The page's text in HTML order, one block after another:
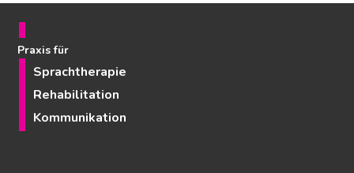
Praxis für
Sprachtherapie
Rehabilitation
Kommunikation